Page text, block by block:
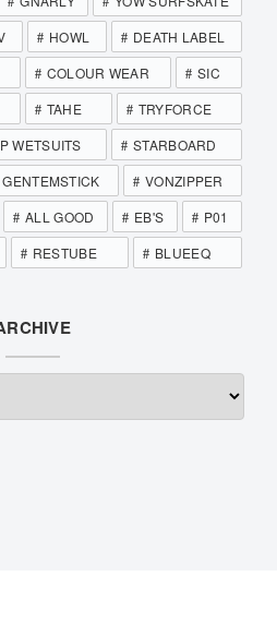
HOWL
DEATH LABEL
COLOUR WEAR
SIC
TAHE
TRYFORCE
WETSUITS
STARBOARD
GENTEMSTICK
VONZIPPER
ALL GOOD EB'S
P01
RESTUBE BLUEEQ